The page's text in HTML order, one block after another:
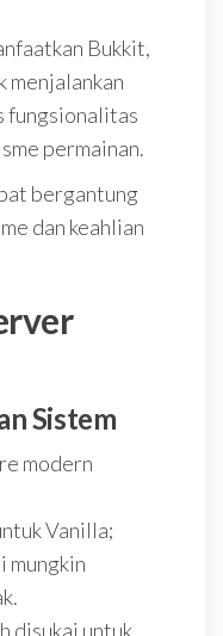
Bukkit,
menjalankan
fungsionalitas
permainan.
bergantung
dan keahlian
Sistem
modern
Vanilla;
mungkin
disukai untuk